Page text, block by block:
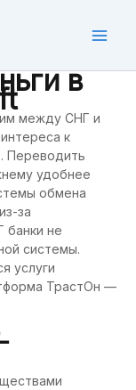
в
между СНГ и
к
Переводить
удобнее
обмена
за
банки не
системы.
услуги
ТрастОн —